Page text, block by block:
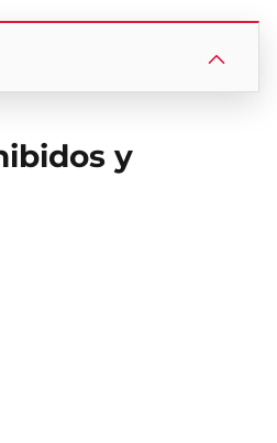
y